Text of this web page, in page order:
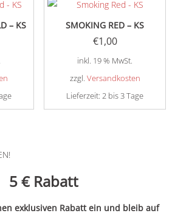
– KS SMOKING RED – KS
€1,00
inkl. 19 % MwSt.
zzgl. Versandkosten
Lieferzeit:2 bis 3 Tage
5 € Rabatt
exklusiven Rabatt ein und bleib auf